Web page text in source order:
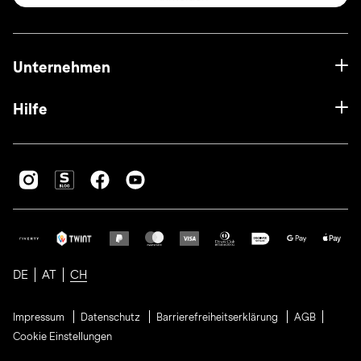
Unternehmen
Hilfe
DE AT CH
Impressum Datenschutz Barrierefreiheitserklärung
AGB
Cookie Einstellungen